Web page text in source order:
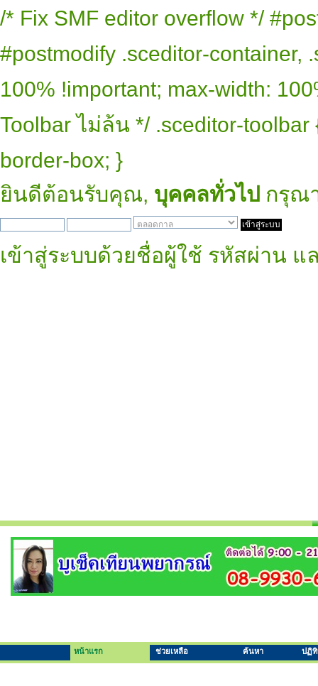
/* Fix SMF editor overflow */
#postmodify .sceditor-container,
100% !important; max-width:
Toolbar ไม่ล้น */ .sceditor-
border-box; }
ยินดีต้อนรับคุณ, บุคคลทั่วไป กรุณ
เข้าสู่ระบบด้วยชื่อผู้ใช้ รหัสผ่าน แ
หน้าแรก ช่วยเหลือ ค้นหา ปฏิ